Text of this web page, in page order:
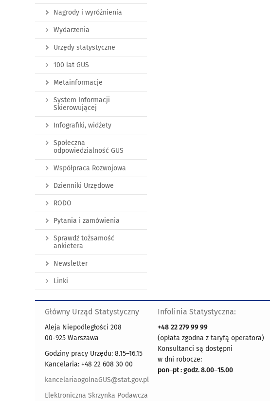
Nagrody i wyróżnienia
Wydarzenia
Urzędy statystyczne
100 lat GUS
Metainformacje
System Informacji
Skierowującej
Infografiki, widżety
Społeczna
odpowiedzialność GUS
Współpraca Rozwojowa
Dzienniki Urzędowe
RODO
Pytania i zamówienia
Sprawdź tożsamość
ankietera
Newsletter
Linki
Główny Urząd Statystyczny
Aleja Niepodległości 208
00-925 Warszawa
Godziny pracy Urzędu: 8.15–16.15
Kancelaria: +48 22 608 30 00
kancelariaogolnaGUS@stat.gov.pl
Elektroniczna Skrzynka Podawcza
Infolinia Statystyczna:
+48 22 279 99 99
(opłata zgodna z taryfą operatora)
Konsultanci są dostępni
w dni robocze:
pon–pt : godz. 8.00–15.00